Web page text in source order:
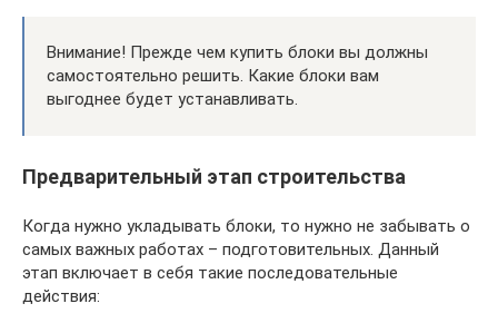
Внимание! Прежде чем купить блоки вы должны
самостоятельно решить. Какие блоки вам
выгоднее будет устанавливать.
Предварительный этап строительства
Когда нужно укладывать блоки, то нужно не забывать о
самых важных работах – подготовительных. Данный
этап включает в себя такие последовательные
действия: